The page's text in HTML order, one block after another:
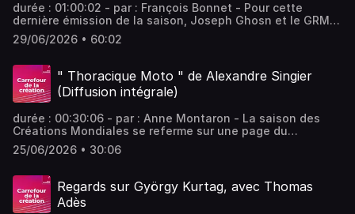
durée : 01:00:02 - par : François Bonnet - Pour cette
dernière émission de la saison, Joseph Ghosn et le GRM
explorent une mer de souvenirs, d’archives et de disques.
Une traversée des musiques expérimentales où le mot
époques et les écoutes. - équipe : Alexandre Bazin,
Joseph Ghosn Vous aimez ce podcast ? Pour écouter tous
les épisodes sans limite, rendez-vous sur Radio France
29/06/2026 • 60:02
" Thoracique Moto " de Alexandre Singier
(Diffusion intégrale)
durée : 00:30:06 - par : Anne Montaron - La saison des
Créations Mondiales se referme sur une page du
compositeur Alexandre Singier imaginée pour le trio Bloc,
formé par trois jeunes musiciennes qui ont décidé d'en
"Thoracique Moto", des sons amplifiés, des larsens, de la
distorsion... - équipe : Soizic Noël, Olivier Guérin, Enzo
Barsottini Vous aimez ce podcast ? Pour écouter tous les
25/06/2026 • 30:06
Regards sur György Kurtag, avec Thomas
Adès